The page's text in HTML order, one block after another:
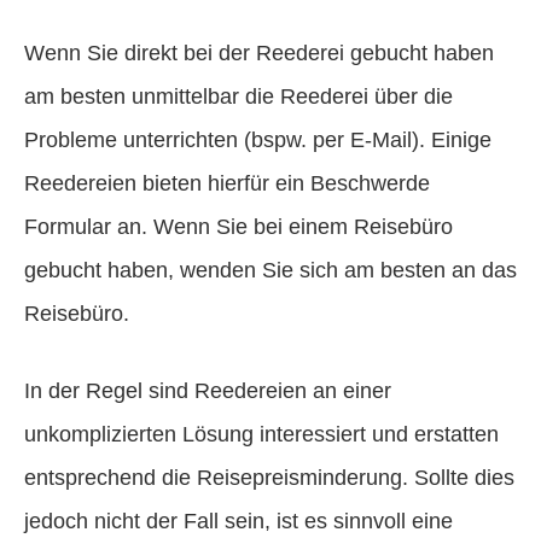
Wenn Sie direkt bei der Reederei gebucht haben
am besten unmittelbar die Reederei über die
Probleme unterrichten (bspw. per E-Mail). Einige
Reedereien bieten hierfür ein Beschwerde
Formular an. Wenn Sie bei einem Reisebüro
gebucht haben, wenden Sie sich am besten an das
Reisebüro.
In der Regel sind Reedereien an einer
unkomplizierten Lösung interessiert und erstatten
entsprechend die Reisepreisminderung. Sollte dies
jedoch nicht der Fall sein, ist es sinnvoll eine